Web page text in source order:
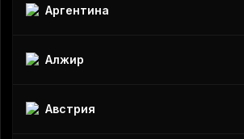
Аргентина
Алжир
Австрия